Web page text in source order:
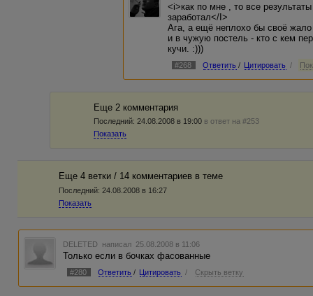
<i>как по мне , то все
заработал</I>
Ага, а ещё неплохо бы своё
и в чужую постель - кто с кем
кучи. :)))
#268 Ответить / Цитировать /
Еще 2 комментария
Последний: 24.08.2008 в 19:00 в ответ на #253
Показать
Еще 4 ветки / 14 комментариев в темe
Последний: 24.08.2008 в 16:27
Показать
DELETED написал 25.08.2008 в 11:06
Только если в бочках фасованные
#280 Ответить / Цитировать / Скрыть ветку